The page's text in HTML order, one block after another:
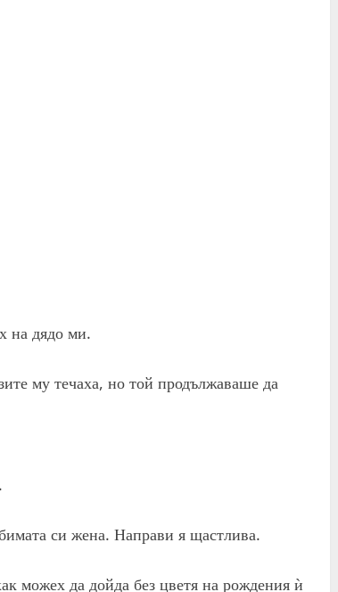
на дядо ми.
му течаха, но той продължаваше да
си жена. Направи я щастлива.
можех да дойда без цветя на рождения ѝ